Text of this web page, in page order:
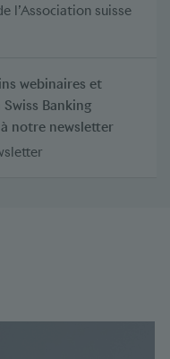
l’Association suisse
webinaires et
Banking
notre newsletter